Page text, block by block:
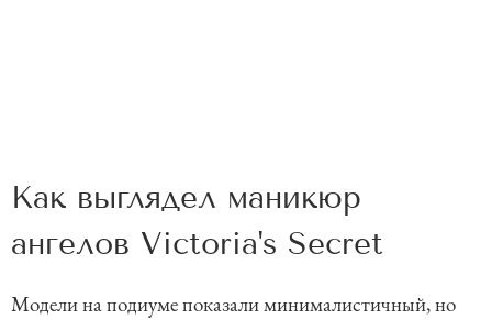
Как выглядел маникюр
ангелов Victoria's Secret
Модели на подиуме показали минималистичный, но